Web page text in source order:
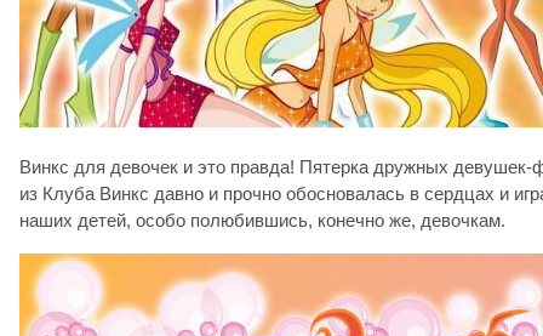
Винкс для девочек и это правда! Пятерка дружных девушек-
из Клуба Винкс давно и прочно обосновалась в сердцах и
наших детей, особо полюбившись, конечно же, девочкам.